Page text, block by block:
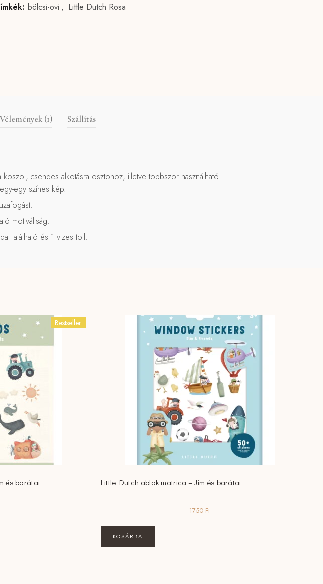
bölcsi-ovi , Little Dutch Rosa
Vélemények (1) Szállítás
csendes alkotásra ösztönöz, illetve többször használható.
egy színes kép.
motiváltság.
található és 1 vizes toll.
Bestseller
és barátai Little Dutch ablak matrica – Jim és barátai
1750 Ft
KOSÁRBA